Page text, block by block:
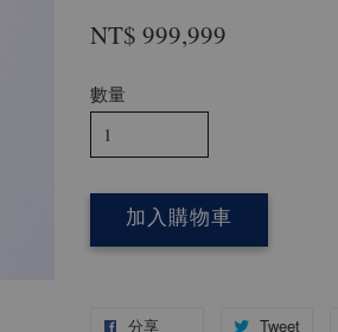
NT$ 999,999
數量
加入購物車
分享 Tweet